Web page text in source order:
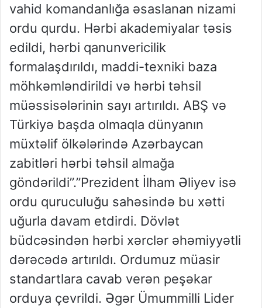
vahid komandanlığa əsaslanan nizami
ordu qurdu. Hərbi akademiyalar təsis
edildi, hərbi qanunvericilik
formalaşdırıldı, maddi-texniki baza
möhkəmləndirildi və hərbi təhsil
müəssisələrinin sayı artırıldı. ABŞ və
Türkiyə başda olmaqla dünyanın
müxtəlif ölkələrində Azərbaycan
zabitləri hərbi təhsil almağa
göndərildi”.”Prezident İlham Əliyev isə
ordu quruculuğu sahəsində bu xətti
uğurla davam etdirdi. Dövlət
büdcəsindən hərbi xərclər əhəmiyyətli
dərəcədə artırıldı. Ordumuz müasir
standartlara cavab verən peşəkar
orduya çevrildi. Əgər Ümummilli Lider